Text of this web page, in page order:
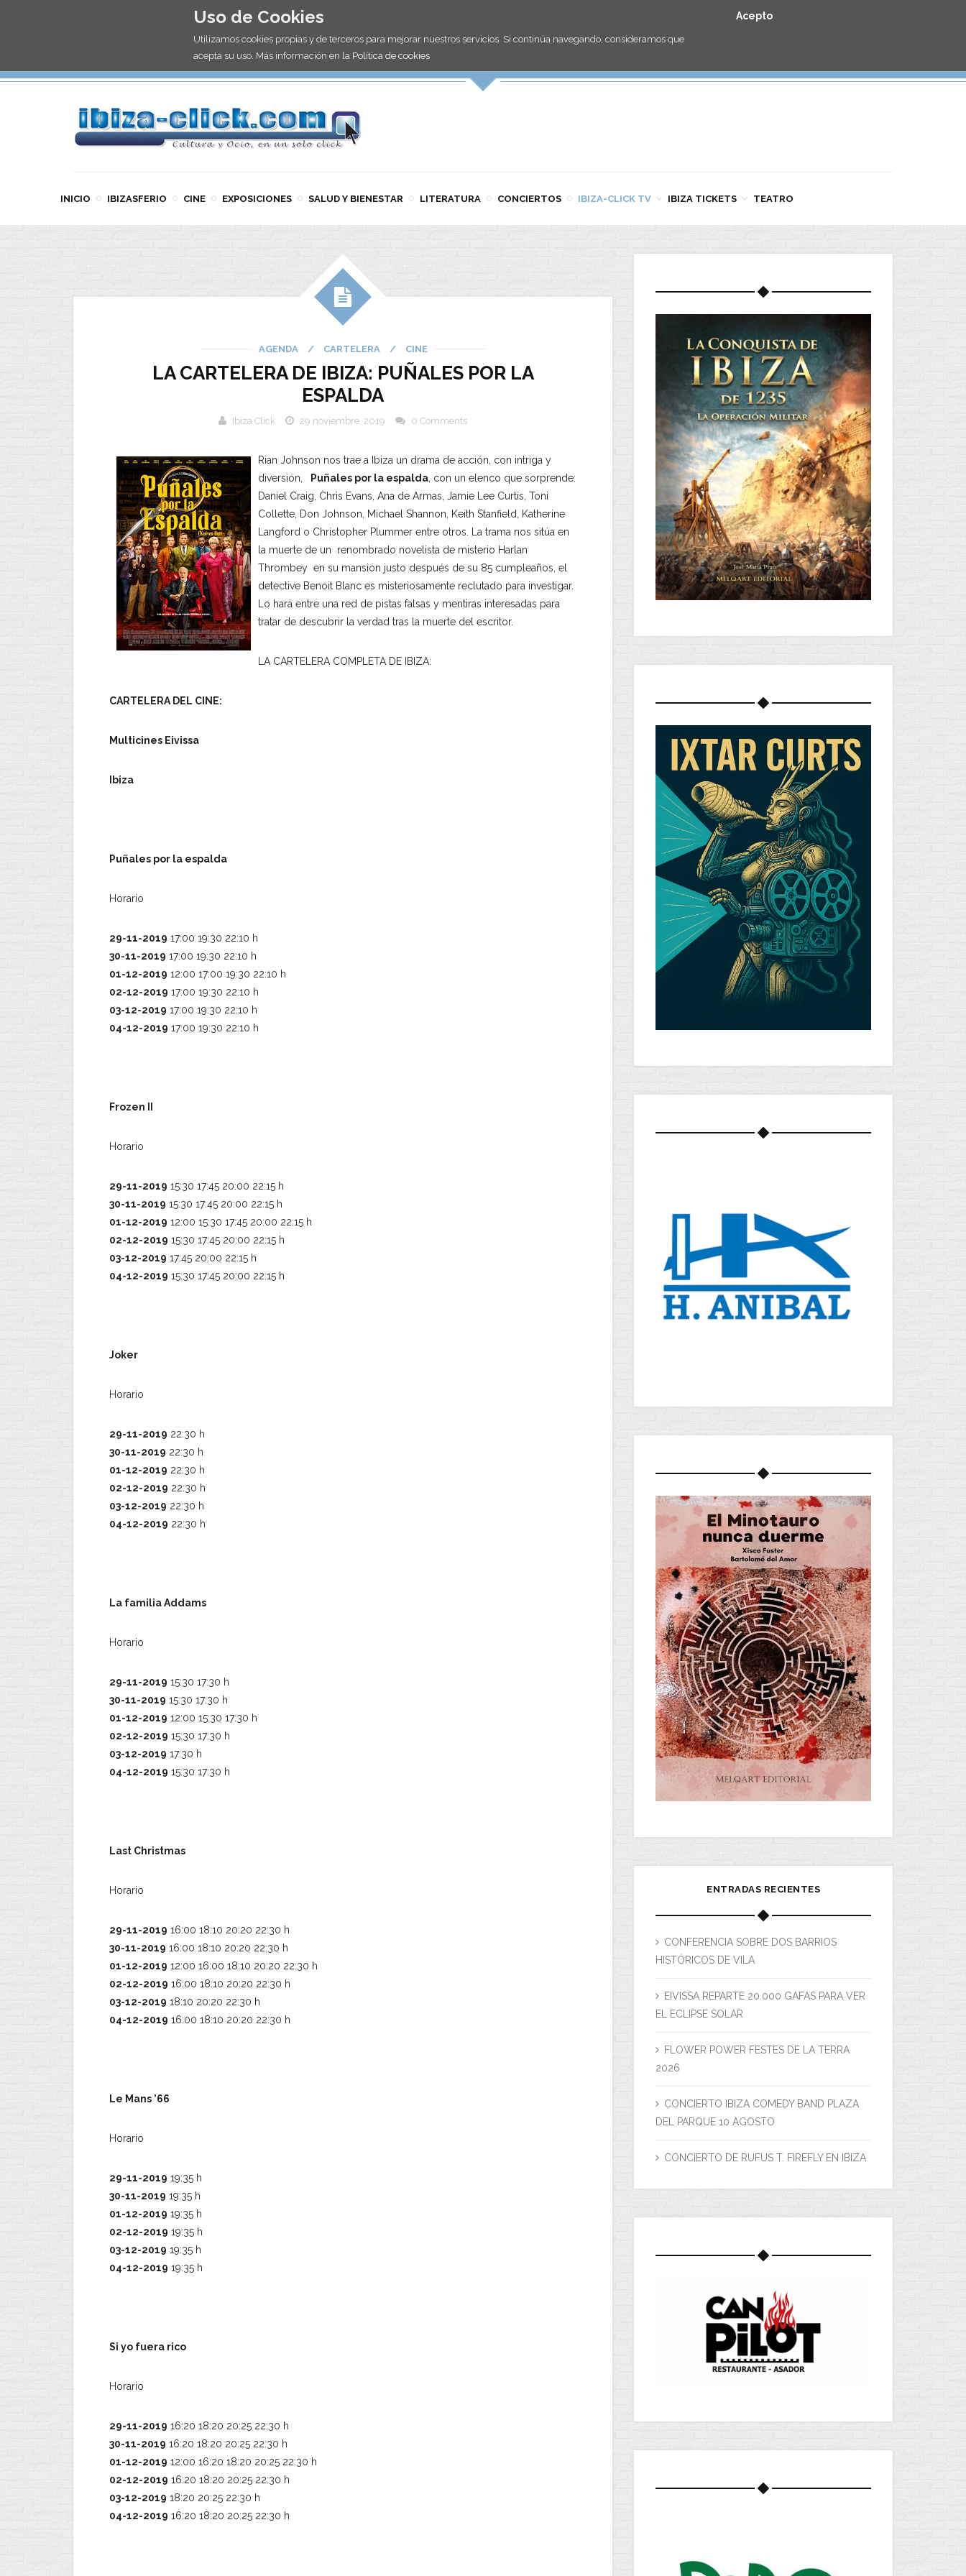
Uso de Cookies
Utilizamos cookies propias y de terceros para mejorar nuestros servicios. Si continúa navegando, consideramos que
acepta su uso. Más información en la Política de cookies
Acepto
INICIO IBIZASFERIO CINE EXPOSICIONES SALUD Y BIENESTAR LITERATURA CONCIERTOS IBIZA-CLICK TV IBIZA TICKETS TEATRO
AGENDA / CARTELERA / CINE
LA CARTELERA DE IBIZA: PUÑALES POR LA
ESPALDA
Ibiza Click 29 noviembre, 2019 0 Comments
Rian Johnson nos trae a Ibiza un drama de acción, con intriga y
diversión,
Puñales por la espalda , con un elenco que sorprende:
Daniel Craig, Chris Evans, Ana de Armas, Jamie Lee Curtis, Toni
Collette, Don Johnson, Michael Shannon, Keith Stanfield, Katherine
Langford o Christopher Plummer entre otros. La trama nos sitúa en
la muerte de un renombrado novelista de misterio Harlan
Thrombey en su mansión justo después de su 85 cumpleaños, el
detective Benoit Blanc es misteriosamente reclutado para investigar.
Lo hará entre una red de pistas falsas y mentiras interesadas para
tratar de descubrir la verdad tras la muerte del escritor.
LA CARTELERA COMPLETA DE IBIZA:
CARTELERA DEL CINE:
Multicines Eivissa
Ibiza
Puñales por la espalda
Horario
29-11-2019 17:00 19:30 22:10 h
30-11-2019 17:00 19:30 22:10 h
01-12-2019 12:00 17:00 19:30 22:10 h
02-12-2019 17:00 19:30 22:10 h
03-12-2019 17:00 19:30 22:10 h
04-12-2019 17:00 19:30 22:10 h
Frozen II
Horario
29-11-2019 15:30 17:45 20:00 22:15 h
30-11-2019 15:30 17:45 20:00 22:15 h
01-12-2019 12:00 15:30 17:45 20:00 22:15 h
02-12-2019 15:30 17:45 20:00 22:15 h
03-12-2019 17:45 20:00 22:15 h
04-12-2019 15:30 17:45 20:00 22:15 h
Joker
Horario
29-11-2019 22:30 h
30-11-2019 22:30 h
01-12-2019 22:30 h
02-12-2019 22:30 h
03-12-2019 22:30 h
04-12-2019 22:30 h
La familia Addams
Horario
29-11-2019 15:30 17:30 h
30-11-2019 15:30 17:30 h
01-12-2019 12:00 15:30 17:30 h
02-12-2019 15:30 17:30 h
03-12-2019 17:30 h
04-12-2019 15:30 17:30 h
Last Christmas
Horario
29-11-2019 16:00 18:10 20:20 22:30 h
30-11-2019 16:00 18:10 20:20 22:30 h
01-12-2019 12:00 16:00 18:10 20:20 22:30 h
02-12-2019 16:00 18:10 20:20 22:30 h
03-12-2019 18:10 20:20 22:30 h
04-12-2019 16:00 18:10 20:20 22:30 h
Le Mans ’66
Horario
29-11-2019 19:35 h
30-11-2019 19:35 h
01-12-2019 19:35 h
02-12-2019 19:35 h
03-12-2019 19:35 h
04-12-2019 19:35 h
Si yo fuera rico
Horario
29-11-2019 16:20 18:20 20:25 22:30 h
30-11-2019 16:20 18:20 20:25 22:30 h
01-12-2019 12:00 16:20 18:20 20:25 22:30 h
02-12-2019 16:20 18:20 20:25 22:30 h
03-12-2019 18:20 20:25 22:30 h
04-12-2019 16:20 18:20 20:25 22:30 h
ENTRADAS RECIENTES
CONFERENCIA SOBRE DOS BARRIOS
HISTÓRICOS DE VILA
EIVISSA REPARTE 20.000 GAFAS PARA VER
EL ECLIPSE SOLAR
FLOWER POWER FESTES DE LA TERRA
2026
CONCIERTO IBIZA COMEDY BAND PLAZA
DEL PARQUE 10 AGOSTO
CONCIERTO DE RUFUS T. FIREFLY EN IBIZA